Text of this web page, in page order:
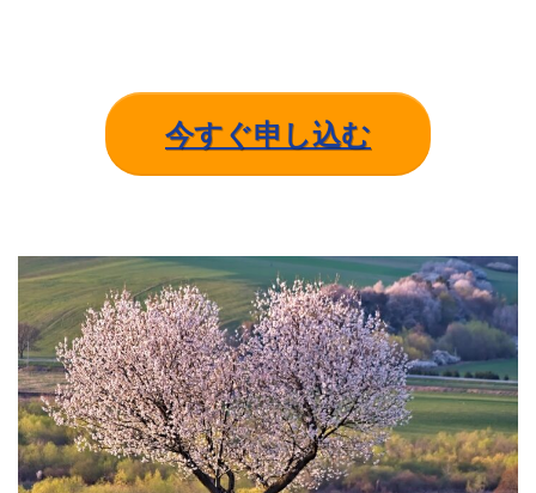
今すぐ申し込む